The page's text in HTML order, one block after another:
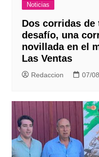
Noticias
Dos corridas
desafío, una
novillada en el
Las Ventas
Redaccion 07/